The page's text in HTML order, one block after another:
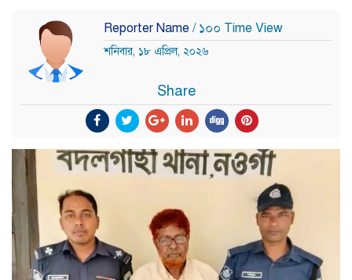
Reporter Name / ১০০ Time View
শনিবার, ১৮ এপ্রিল, ২০২৬
Share